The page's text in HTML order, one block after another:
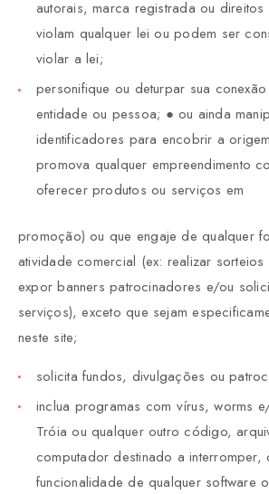
autorais, marca registrada ou
violam qualquer lei ou podem ser
violar a lei;
personifique ou deturpar sua
entidade ou pessoa; ● ou ainda
identificadores para encobrir a
promova qualquer empreendimento
oferecer produtos ou serviços em
promoção) ou que engaje de qualquer
atividade comercial (ex: realizar
expor banners patrocinadores e/ou
serviços), exceto que sejam
neste site;
solicita fundos, divulgações ou
inclua programas com vírus, worms
Tróia ou qualquer outro código,
computador destinado a interromper,
funcionalidade de qualquer software